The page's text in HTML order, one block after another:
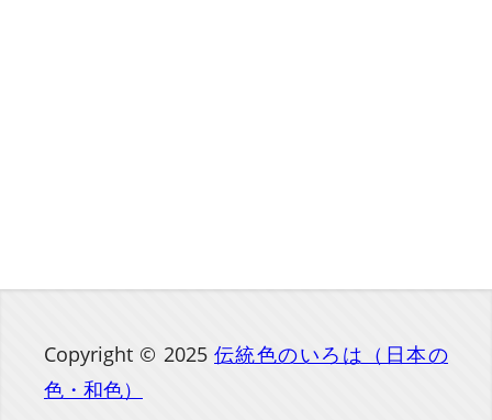
Copyright © 2025 伝統色のいろは（日本の
色・和色）